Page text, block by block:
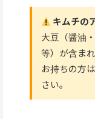
キムチの
大豆（醤油
等）が含ま
お持ちの方
さい。